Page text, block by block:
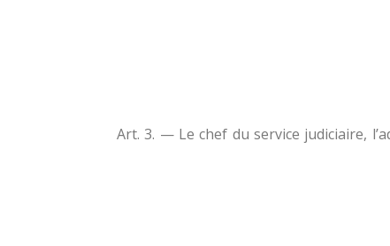
Art. 3. — Le chef du service judiciaire,